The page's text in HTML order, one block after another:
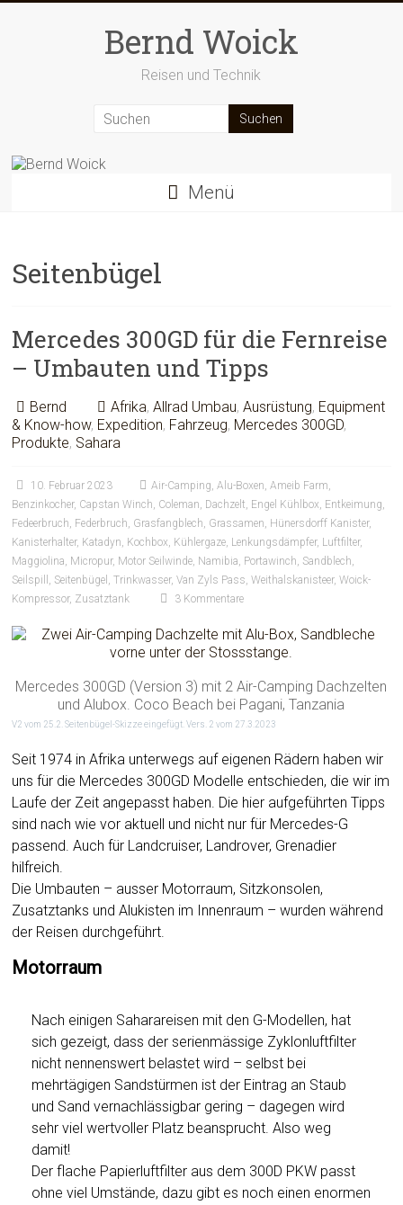
Bernd Woick
Reisen und Technik
Menü
Seitenbügel
Mercedes 300GD für die Fernreise
– Umbauten und Tipps
Bernd Afrika,Allrad Umbau,Ausrüstung, Equipment
& Know-how, Expedition, Fahrzeug, Mercedes 300GD,
Produkte, Sahara
10. Februar 2023 Air-Camping,Alu-Boxen,Ameib Farm,
Benzinkocher, Capstan Winch, Coleman, Dachzelt, Engel Kühlbox, Entkeimung,
Fedeerbruch, Federbruch, Grasfangblech, Grassamen, Hünersdorff Kanister,
Kanisterhalter, Katadyn, Kochbox, Kühlergaze, Lenkungsdämpfer, Luftfilter,
Maggiolina, Micropur, Motor Seilwinde, Namibia, Portawinch, Sandblech,
Seilspill , Seitenbügel ,Trinkwasser,Van Zyls Pass,Weithalskanisteer,Woick-
Kompressor, Zusatztank 3 Kommentare
Mercedes 300GD (Version 3) mit 2 Air-Camping Dachzelten
und Alubox. Coco Beach bei Pagani, Tanzania
V2 vom 25.2. Seitenbügel-Skizze eingefügt. Vers. 2 vom 27.3.2023
Seit 1974 in Afrika unterwegs auf eigenen Rädern haben wir
uns für die Mercedes 300GD Modelle entschieden, die wir im
Laufe der Zeit angepasst haben. Die hier aufgeführten Tipps
sind nach wie vor aktuell und nicht nur für Mercedes-G
passend. Auch für Landcruiser, Landrover, Grenadier
hilfreich.
Die Umbauten – ausser Motorraum, Sitzkonsolen,
Zusatztanks und Alukisten im Innenraum – wurden während
der Reisen durchgeführt.
Motorraum
Nach einigen Saharareisen mit den G-Modellen, hat
sich gezeigt, dass der serienmässige Zyklonluftfilter
nicht nennenswert belastet wird – selbst bei
mehrtägigen Sandstürmen ist der Eintrag an Staub
und Sand vernachlässigbar gering – dagegen wird
sehr viel wertvoller Platz beansprucht. Also weg
damit!
Der flache Papierluftfilter aus dem 300D PKW passt
ohne viel Umstände, dazu gibt es noch einen enormen